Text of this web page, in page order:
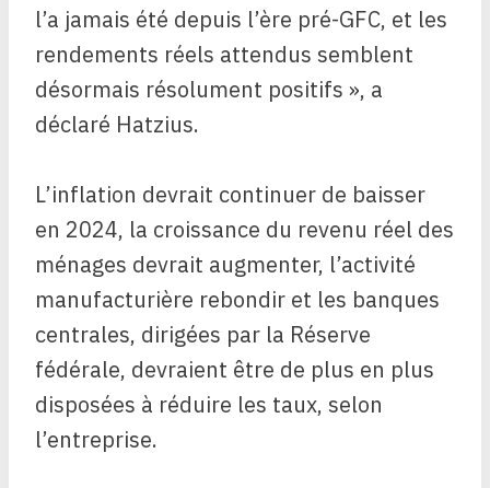
l’a jamais été depuis l’ère pré-GFC, et les
rendements réels attendus semblent
désormais résolument positifs », a
déclaré Hatzius.
L’inflation devrait continuer de baisser
en 2024, la croissance du revenu réel des
ménages devrait augmenter, l’activité
manufacturière rebondir et les banques
centrales, dirigées par la Réserve
fédérale, devraient être de plus en plus
disposées à réduire les taux, selon
l’entreprise.